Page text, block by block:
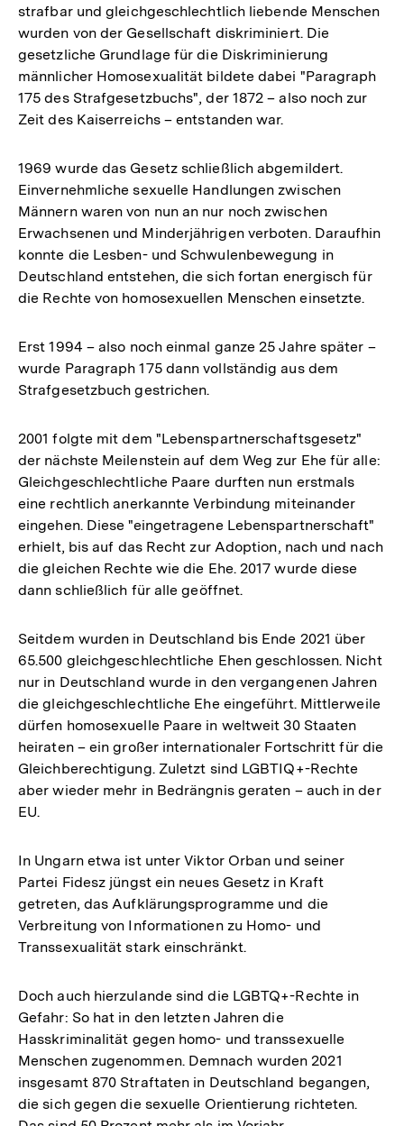
strafbar und gleichgeschlechtlich liebende Menschen
wurden von der Gesellschaft diskriminiert. Die
gesetzliche Grundlage für die Diskriminierung
männlicher Homosexualität bildete dabei "Paragraph
175 des Strafgesetzbuchs", der 1872 – also noch zur
Zeit des Kaiserreichs – entstanden war.
1969 wurde das Gesetz schließlich abgemildert.
Einvernehmliche sexuelle Handlungen zwischen
Männern waren von nun an nur noch zwischen
Erwachsenen und Minderjährigen verboten. Daraufhin
konnte die Lesben- und Schwulenbewegung in
Deutschland entstehen, die sich fortan energisch für
die Rechte von homosexuellen Menschen einsetzte.
Erst 1994 – also noch einmal ganze 25 Jahre später –
wurde Paragraph 175 dann vollständig aus dem
Strafgesetzbuch gestrichen.
2001 folgte mit dem "Lebenspartnerschaftsgesetz"
der nächste Meilenstein auf dem Weg zur Ehe für alle:
Gleichgeschlechtliche Paare durften nun erstmals
eine rechtlich anerkannte Verbindung miteinander
eingehen. Diese "eingetragene Lebenspartnerschaft"
erhielt, bis auf das Recht zur Adoption, nach und nach
die gleichen Rechte wie die Ehe. 2017 wurde diese
dann schließlich für alle geöffnet.
Seitdem wurden in Deutschland bis Ende 2021 über
65.500 gleichgeschlechtliche Ehen geschlossen. Nicht
nur in Deutschland wurde in den vergangenen Jahren
die gleichgeschlechtliche Ehe eingeführt. Mittlerweile
dürfen homosexuelle Paare in weltweit 30 Staaten
heiraten – ein großer internationaler Fortschritt für die
Gleichberechtigung. Zuletzt sind LGBTIQ+-Rechte
aber wieder mehr in Bedrängnis geraten – auch in der
EU.
In Ungarn etwa ist unter Viktor Orban und seiner
Partei Fidesz jüngst ein neues Gesetz in Kraft
getreten, das Aufklärungsprogramme und die
Verbreitung von Informationen zu Homo- und
Transsexualität stark einschränkt.
Doch auch hierzulande sind die LGBTQ+-Rechte in
Gefahr: So hat in den letzten Jahren die
Hasskriminalität gegen homo- und transsexuelle
Menschen zugenommen. Demnach wurden 2021
insgesamt 870 Straftaten in Deutschland begangen,
die sich gegen die sexuelle Orientierung richteten.